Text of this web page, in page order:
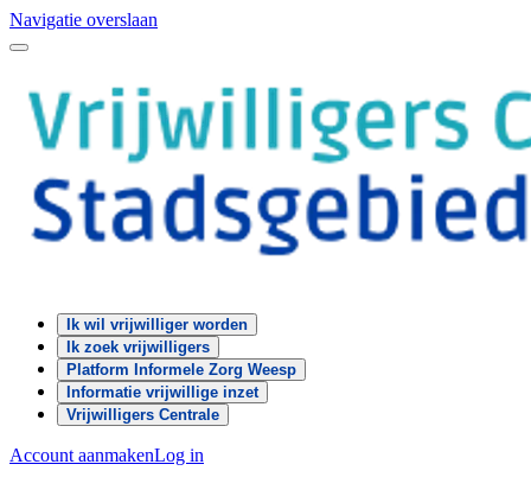
Navigatie overslaan
Ik wil vrijwilliger worden
Ik zoek vrijwilligers
Platform Informele Zorg Weesp
Informatie vrijwillige inzet
Vrijwilligers Centrale
Account aanmakenLog in